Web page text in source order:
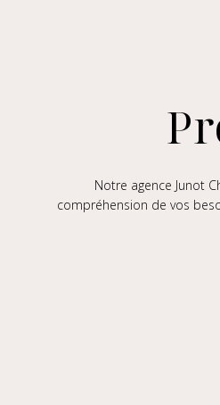
Notre agence Junot
compréhension de vos